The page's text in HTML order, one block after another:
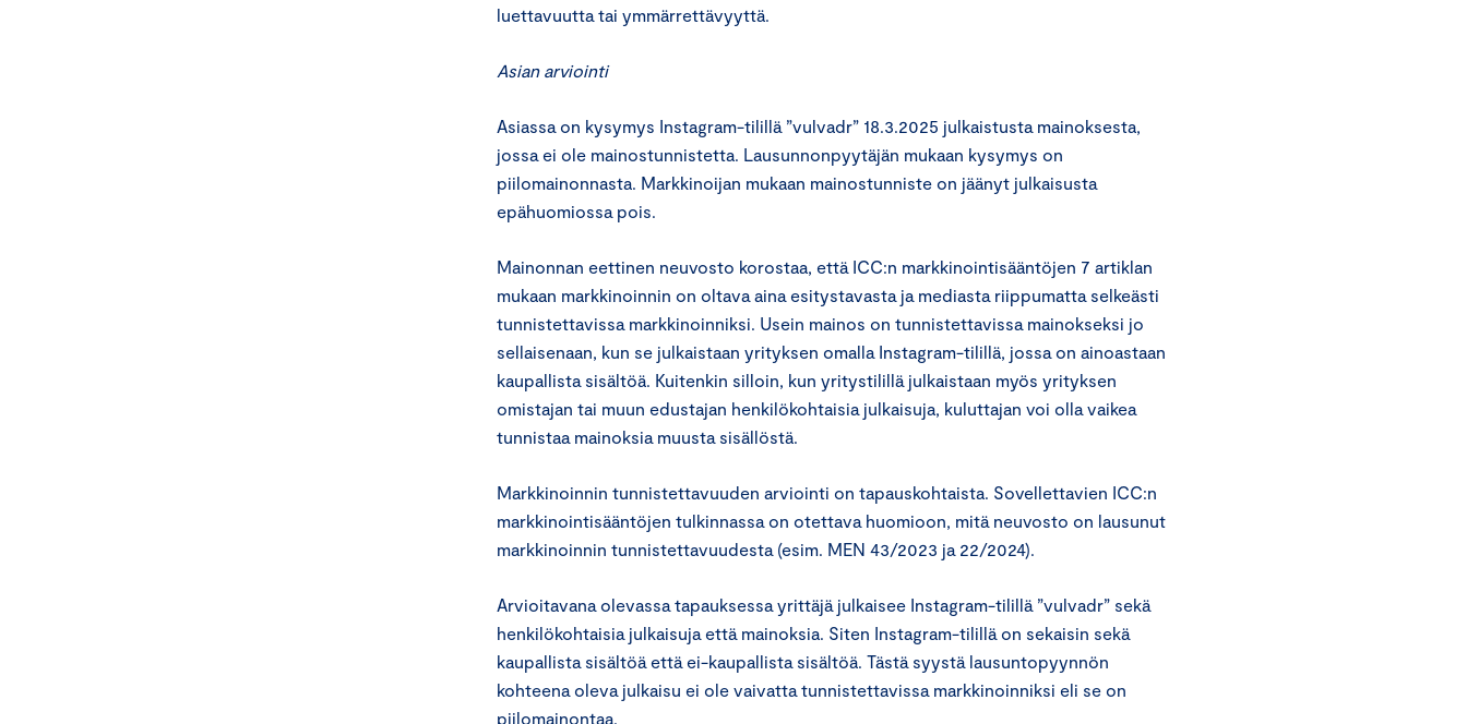
luettavuutta tai ymmärrettävyyttä.
Asian arviointi
Asiassa on kysymys Instagram-tilillä ”vulvadr” 18.3.2025 julkaistusta mainoksesta,
jossa ei ole mainostunnistetta. Lausunnonpyytäjän mukaan kysymys on
piilomainonnasta. Markkinoijan mukaan mainostunniste on jäänyt julkaisusta
epähuomiossa pois.
Mainonnan eettinen neuvosto korostaa, että ICC:n markkinointisääntöjen 7 artiklan
mukaan markkinoinnin on oltava aina esitystavasta ja mediasta riippumatta selkeästi
tunnistettavissa markkinoinniksi. Usein mainos on tunnistettavissa mainokseksi jo
sellaisenaan, kun se julkaistaan yrityksen omalla Instagram-tilillä, jossa on ainoastaan
kaupallista sisältöä. Kuitenkin silloin, kun yritystilillä julkaistaan myös yrityksen
omistajan tai muun edustajan henkilökohtaisia julkaisuja, kuluttajan voi olla vaikea
tunnistaa mainoksia muusta sisällöstä.
Markkinoinnin tunnistettavuuden arviointi on tapauskohtaista. Sovellettavien ICC:n
markkinointisääntöjen tulkinnassa on otettava huomioon, mitä neuvosto on lausunut
markkinoinnin tunnistettavuudesta (esim. MEN 43/2023 ja 22/2024).
Arvioitavana olevassa tapauksessa yrittäjä julkaisee Instagram-tilillä ”vulvadr” sekä
henkilökohtaisia julkaisuja että mainoksia. Siten Instagram-tilillä on sekaisin sekä
kaupallista sisältöä että ei-kaupallista sisältöä. Tästä syystä lausuntopyynnön
kohteena oleva julkaisu ei ole vaivatta tunnistettavissa markkinoinniksi eli se on
piilomainontaa.